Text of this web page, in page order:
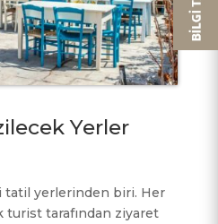
Yerler
tatil yerlerinden biri. Her
turist tarafından ziyaret